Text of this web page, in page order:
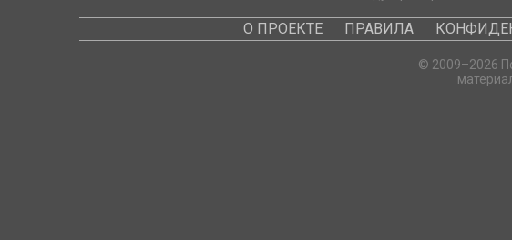
О ПРОЕКТЕ ПРАВИЛА
© 2009–2026